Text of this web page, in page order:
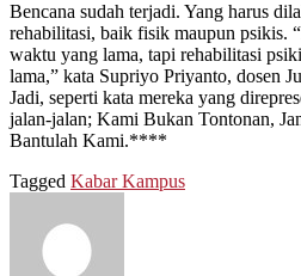
Bencana sudah terjadi. Yang harus
rehabilitasi, baik fisik maupun psikis.
waktu yang lama, tapi rehabilitasi
lama,” kata Supriyo Priyanto, dosen
Jadi, seperti kata mereka yang
jalan-jalan; Kami Bukan Tontonan,
Bantulah Kami.****
Tagged Kabar Kampus